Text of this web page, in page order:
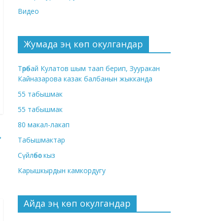
Видео
Жумада эң көп окулгандар
Төрөбай Кулатов шым таап берип, Зууракан
Кайназарова казак балбанын жыкканда
55 табышмак
55 табышмак
80 макал-лакап
Табышмактар
Сүйлөбөс кыз
Карышкырдын камкордугу
Айда эң көп окулгандар